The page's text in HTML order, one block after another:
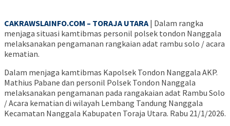
CAKRAWSLAINFO.COM – TORAJA UTARA | Dalam rangka
menjaga situasi kamtibmas personil polsek tondon Nanggala
melaksanakan pengamanan rangkaian adat rambu solo / acara
kematian.
Dalam menjaga kamtibmas Kapolsek Tondon Nanggala AKP.
Mathius Pabane dan personil Polsek Tondon Nanggala
melaksanakan pengamanan pada rangakaian adat Rambu Solo
/ Acara kematian di wilayah Lembang Tandung Nanggala
Kecamatan Nanggala Kabupaten Toraja Utara. Rabu 21/1/2026.